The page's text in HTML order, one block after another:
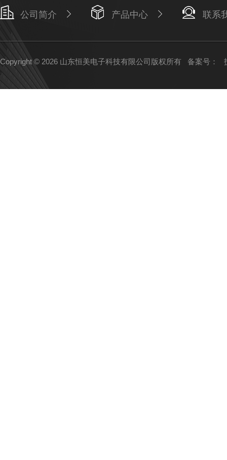
公司简介 产品中心 联系
Copyright © 2026 山东恒美电子科技有限公司版权所有 备案号：